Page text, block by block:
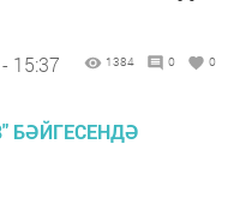
15:37 1384 0 0